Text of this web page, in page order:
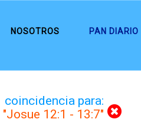
NOSOTROS PAN DIARIO
coincidencia para:
"Josue 12:1 - 13:7"